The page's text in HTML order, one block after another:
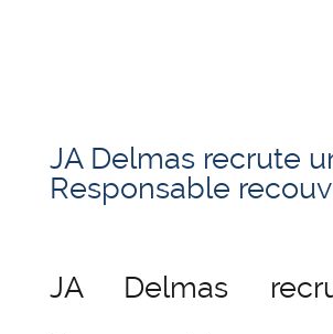
JA Delmas recrute
Responsable
JA Delmas